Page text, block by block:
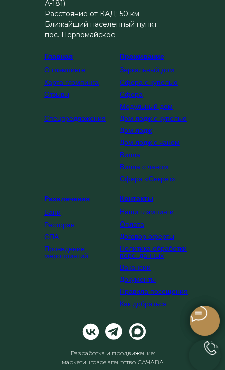
Контакты
Договор оферты
Политика обработки
перс. данных
Вакансии
Документы
Правила посещения
Как добраться
Наши глэмпинги
Оплата
Развлечения
Бани
СПА
Ресторан
Проведение
мероприятий
Проживание
Зеркальный дом
Сфера с купелью
Сфера
Модульный дом
Дом лодж с купелью
Дом лодж
Дом лодж с чаном
Вилла
Вилла с чаном
Сфера «Секрет»
Главная
О глэмпинге
Карта глэмпинга
Отзывы
Спецпредложения
А-181)
Расстояние от КАД: 50 км
Ближайший населенный пункт:
пос. Первомайское
Разработка и продвижение:
маркетинговое агентство САЧАВА